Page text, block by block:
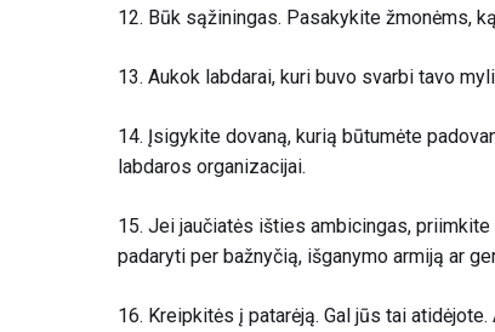
12. Būk sąžiningas. Pasakykite žmonėms,
13. Aukok labdarai, kuri buvo svarbi tavo
14. Įsigykite dovaną, kurią būtumėte
labdaros organizacijai.
15. Jei jaučiatės išties ambicingas,
padaryti per bažnyčią, išganymo armiją ar
16. Kreipkitės į patarėją. Gal jūs tai